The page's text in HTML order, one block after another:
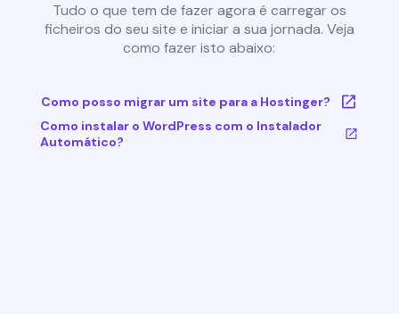
Tudo o que tem de fazer agora é carregar os
ficheiros do seu site e iniciar a sua jornada. Veja
como fazer isto abaixo:
Como posso migrar um site para a Hostinger?
Como instalar o WordPress com o Instalador
Automático?